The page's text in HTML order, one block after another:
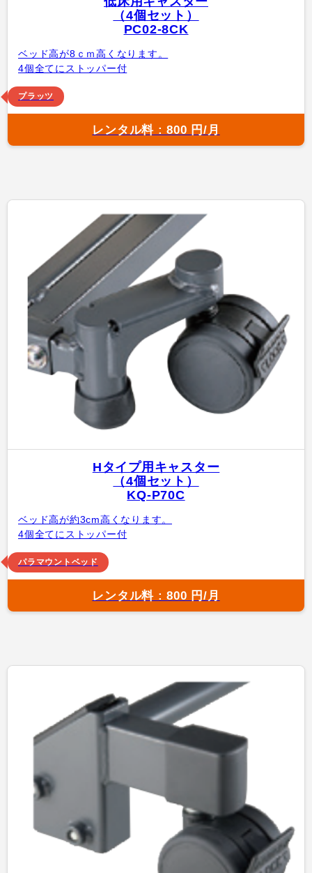
（4個セット）
PC02-8CK
ベッド高が8ｃｍ高くなります。
4個全てにストッパー付
プラッツ
レンタル料 : 800 円/月
Hタイプ用キャスター
（4個セット）
KQ-P70C
ベッド高が約3cm高くなります。
4個全てにストッパー付
パラマウントベッド
レンタル料 : 800 円/月